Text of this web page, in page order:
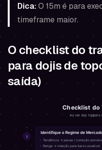
Dica:O 15m é para
timeframe maior.
O checklist do
para dojis de
saída)